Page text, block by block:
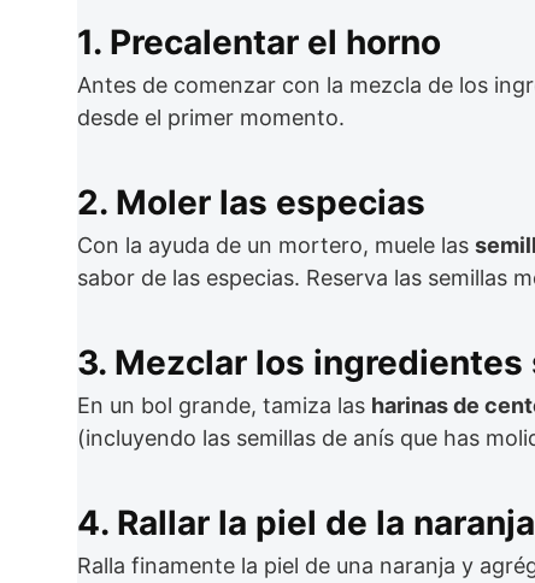
1. Precalentar el horno
Antes de comenzar con la mezcla de los
desde el primer momento.
2. Moler las especias
Con la ayuda de un mortero, muele las
sabor de las especias. Reserva las semillas
3. Mezclar los ingredientes
En un bol grande, tamiza las harinas de
(incluyendo las semillas de anís que has
4. Rallar la piel de la naranja
Ralla finamente la piel de una naranja y